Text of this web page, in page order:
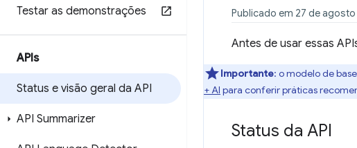
Testar as demonstrações
APIs
Status e visão geral da API
API Summarizer
Publicado em 27 de
Antes de usar essas
Importante: o modelo de
+ AI para conferir práticas
Status da API